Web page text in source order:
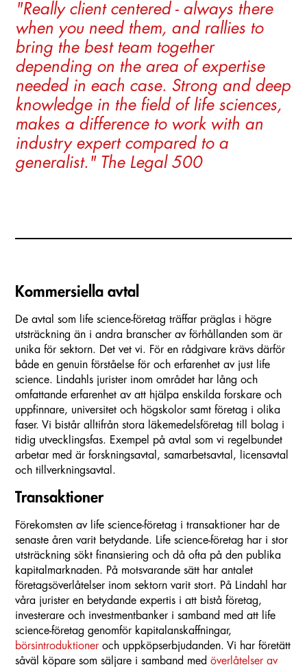
"Really client centered - always there
when you need them, and rallies to
bring the best team together
depending on the area of expertise
needed in each case. Strong and deep
knowledge in the field of life sciences,
makes a difference to work with an
industry expert compared to a
generalist." The Legal 500
Kommersiella avtal
De avtal som life science-företag träffar präglas i högre
utsträckning än i andra branscher av förhållanden som är
unika för sektorn. Det vet vi. För en rådgivare krävs därför
både en genuin förståelse för och erfarenhet av just life
science. Lindahls jurister inom området har lång och
omfattande erfarenhet av att hjälpa enskilda forskare och
uppfinnare, universitet och högskolor samt företag i olika
faser. Vi bistår alltifrån stora läkemedelsföretag till bolag i
tidig utvecklingsfas. Exempel på avtal som vi regelbundet
arbetar med är forskningsavtal, samarbetsavtal, licensavtal
och tillverkningsavtal.
Transaktioner
Förekomsten av life science-företag i transaktioner har de
senaste åren varit betydande. Life science-företag har i stor
utsträckning sökt finansiering och då ofta på den publika
kapitalmarknaden. På motsvarande sätt har antalet
företagsöverlåtelser inom sektorn varit stort. På Lindahl har
våra jurister en betydande expertis i att bistå företag,
investerare och investmentbanker i samband med att life
science-företag genomför kapitalanskaffningar,
börsintroduktioner och uppköpserbjudanden. Vi har företätt
såväl köpare som säljare i samband med överlåtelser av